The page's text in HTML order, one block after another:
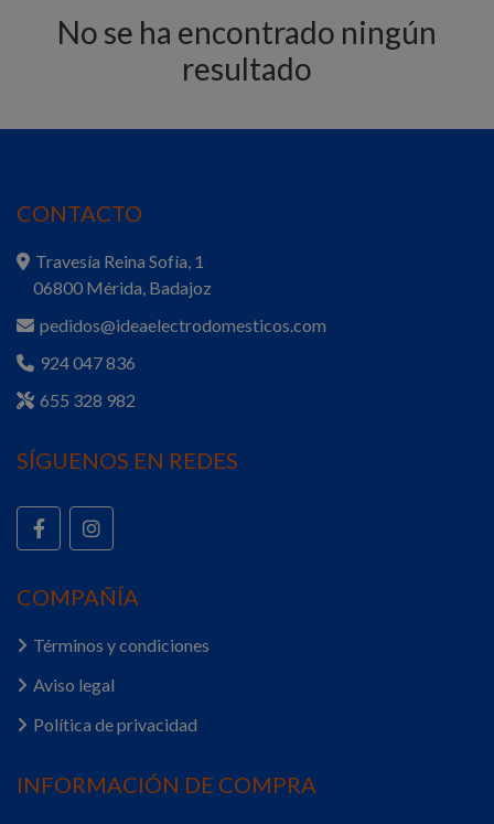
No se ha encontrado ningún
resultado
CONTACTO
Travesía Reina Sofía, 1
06800 Mérida, Badajoz
pedidos@ideaelectrodomesticos.com
924 047 836
655 328 982
SÍGUENOS EN REDES
COMPAÑÍA
Términos y condiciones
Aviso legal
Política de privacidad
INFORMACIÓN DE COMPRA